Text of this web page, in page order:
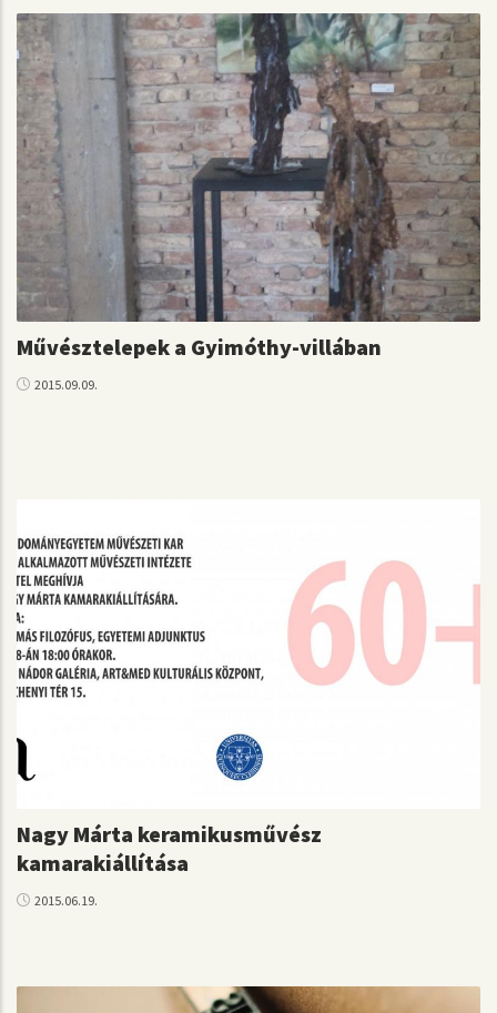
Művésztelepek a Gyimóthy-villában
2015.09.09.
Nagy Márta keramikusművész
kamarakiállítása
2015.06.19.